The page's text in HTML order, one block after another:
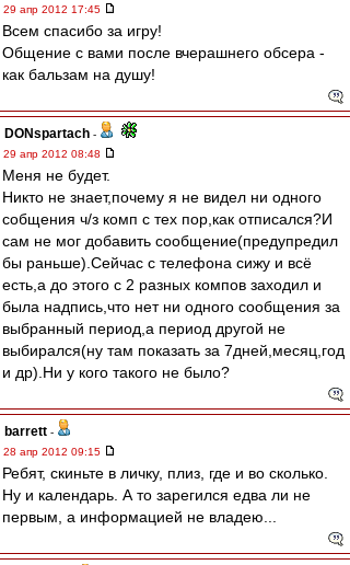
29 апр 2012 17:45
Всем спасибо за игру!
Общение с вами после вчерашнего обсера -
как бальзам на душу!
DONspartach -
29 апр 2012 08:48
Меня не будет.
Никто не знает,почему я не видел ни одного
собщения ч/з комп с тех пор,как отписался?И
сам не мог добавить сообщение(предупредил
бы раньше).Сейчас с телефона сижу и всё
есть,а до этого с 2 разных компов заходил и
была надпись,что нет ни одного сообщения за
выбранный период,а период другой не
выбирался(ну там показать за 7дней,месяц,год
и др).Ни у кого такого не было?
barrett -
28 апр 2012 09:15
Ребят, скиньте в личку, плиз, где и во сколько.
Ну и календарь. А то зарегился едва ли не
первым, а информацией не владею...